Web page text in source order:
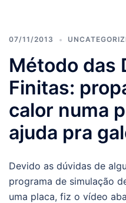
07/11/2013
Método das
Finitas:
calor numa
ajuda pra
Devido as dúvidas de
programa de simulação
uma placa, fiz o vídeo